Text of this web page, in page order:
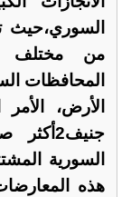
من مختلف
المحافظات
الأرض،
السورية
هذه